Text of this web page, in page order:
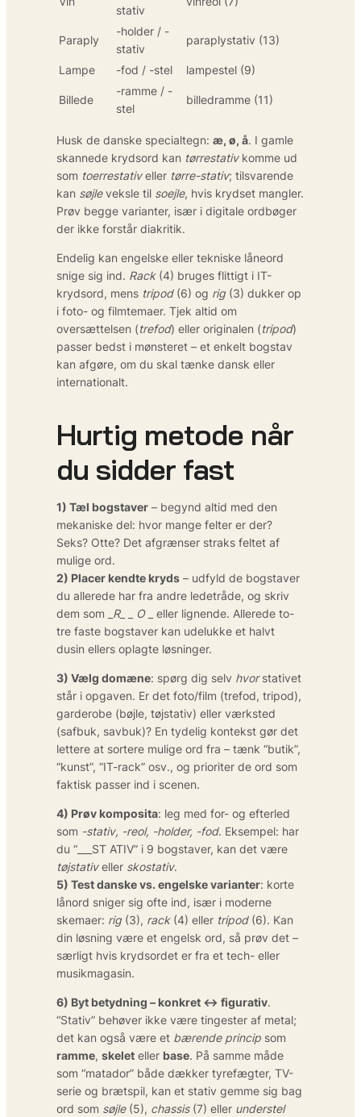
stativ
Paraply
-holder / -
stativ
paraplystativ (13)
Lampe -fod / -stel lampestel (9)
Billede
-ramme / -
stel
billedramme (11)
Husk de danske specialtegn: æ, ø, å. I gamle
skannede krydsord kan tørrestativkomme ud
som toerrestativeller tørre-stativ; tilsvarende
kan søjleveksle til soejle, hvis krydset mangler.
Prøv begge varianter, især i digitale ordbøger
der ikke forstår diakritik.
Endelig kan engelske eller tekniske låneord
snige sig ind. Rack(4) bruges flittigt i IT-
krydsord, mens tripod(6) og rig(3) dukker op
i foto- og filmtemaer. Tjek altid om
oversættelsen (trefod) eller originalen (tripod)
passer bedst i mønsteret – et enkelt bogstav
kan afgøre, om du skal tænke dansk eller
internationalt.
Hurtig metode når
du sidder fast
1) Tæl bogstaver – begynd altid med den
mekaniske del: hvor mange felter er der?
Seks? Otte? Det afgrænser straks feltet af
mulige ord.
2) Placer kendte kryds – udfyld de bogstaver
du allerede har fra andre ledetråde, og skriv
dem som
_R_ _ O _
eller lignende. Allerede to-
tre faste bogstaver kan udelukke et halvt
dusin ellers oplagte løsninger.
3) Vælg domæne: spørg dig selv hvorstativet
står i opgaven. Er det foto/film (trefod, tripod),
garderobe (bøjle, tøjstativ) eller værksted
(safbuk, savbuk)? En tydelig kontekst gør det
lettere at sortere mulige ord fra – tænk “butik”,
“kunst”, “IT-rack” osv., og prioriter de ord som
faktisk passer ind i scenen.
4) Prøv komposita: leg med for- og efterled
som -stativ, -reol, -holder, -fod. Eksempel: har
du “___ST ATIV” i 9 bogstaver, kan det være
tøjstativeller skostativ.
5) Test danske vs. engelske varianter: korte
lånord sniger sig ofte ind, især i moderne
skemaer: rig(3), rack(4) eller tripod(6). Kan
din løsning være et engelsk ord, så prøv det –
særligt hvis krydsordet er fra et tech- eller
musikmagasin.
6) Byt betydning – konkret ↔ figurativ.
“Stativ” behøver ikke være tingester af metal;
det kan også være et bærende princip som
ramme, skelet eller base. På samme måde
som “matador” både dækker tyrefægter, TV-
serie og brætspil, kan et stativ gemme sig bag
ord som søjle(5), chassis(7) eller understel